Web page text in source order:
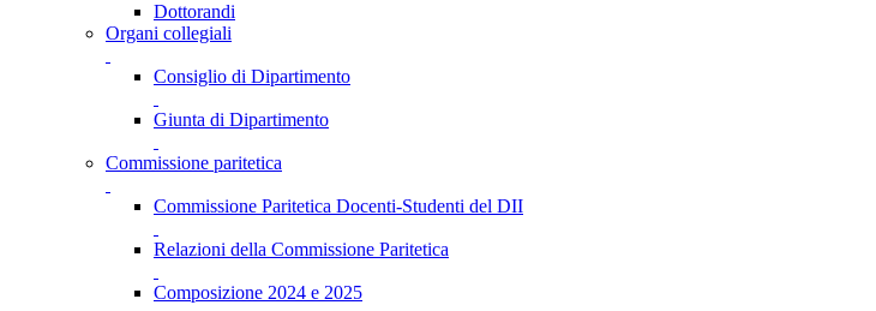
Dottorandi
Organi collegiali
Consiglio di Dipartimento
Giunta di Dipartimento
Commissione paritetica
Commissione Paritetica Docenti-Studenti del DII
Relazioni della Commissione Paritetica
Composizione 2024 e 2025